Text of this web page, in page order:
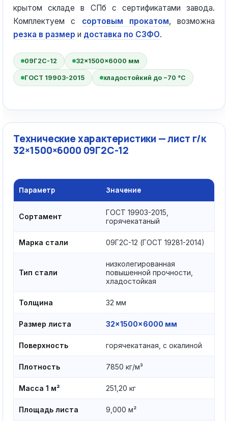
крытом складе в СПб с сертификатами завода.
Комплектуем с сортовым прокатом, возможна
резка в размер и доставка по СЗФО.
09Г2С-12 32×1500×6000 мм
ГОСТ 19903-2015 хладостойкий до −70 °C
Технические характеристики — лист г/к
32×1500×6000 09Г2С-12
Параметр Значение
Сортамент
ГОСТ 19903-2015,
горячекатаный
Марка стали 09Г2С-12 (ГОСТ 19281-2014)
Тип стали
низколегированная
повышенной прочности,
хладостойкая
Толщина 32 мм
Размер листа 32×1500×6000 мм
Поверхность горячекатаная, с окалиной
Плотность 7850 кг/м³
Масса 1 м² 251,20 кг
Площадь листа 9,000 м²